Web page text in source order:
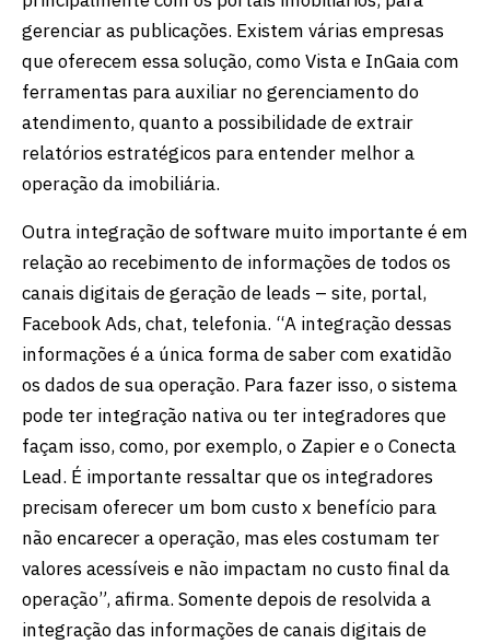
gerenciar as publicações. Existem várias empresas
que oferecem essa solução, como Vista e InGaia com
ferramentas para auxiliar no gerenciamento do
atendimento, quanto a possibilidade de extrair
relatórios estratégicos para entender melhor a
operação da imobiliária.
Outra integração de software muito importante é em
relação ao recebimento de informações de todos os
canais digitais de geração de leads – site, portal,
Facebook Ads, chat, telefonia. “A integração dessas
informações é a única forma de saber com exatidão
os dados de sua operação. Para fazer isso, o sistema
pode ter integração nativa ou ter integradores que
façam isso, como, por exemplo, o Zapier e o Conecta
Lead. É importante ressaltar que os integradores
precisam oferecer um bom custo x benefício para
não encarecer a operação, mas eles costumam ter
valores acessíveis e não impactam no custo final da
operação”, afirma. Somente depois de resolvida a
integração das informações de canais digitais de